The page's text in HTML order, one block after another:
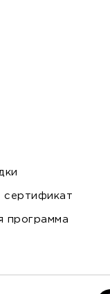
сертификат
программа